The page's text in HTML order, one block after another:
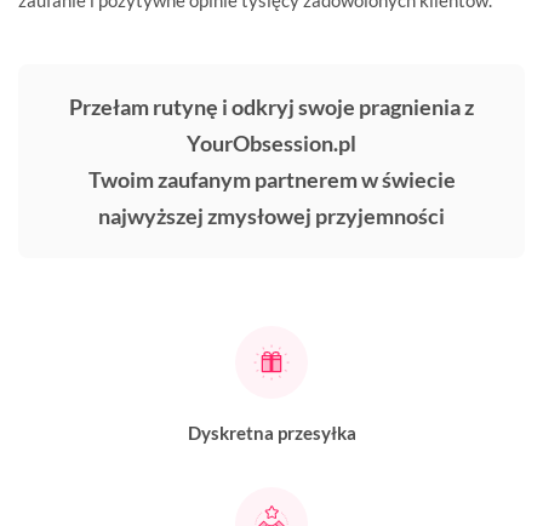
Przełam rutynę i odkryj swoje pragnienia z
YourObsession.pl
Twoim zaufanym partnerem w świecie
najwyższej zmysłowej przyjemności
Dyskretna przesyłka